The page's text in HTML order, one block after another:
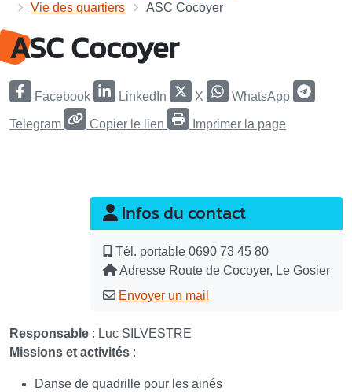
Vie des quartiers
ASC Cocoyer
ASC Cocoyer
Facebook LinkedIn X WhatsApp
Telegram Copier le lien Imprimer la page
Infos du contact
Tél. portable 0690 73 45 80
Adresse Route de Cocoyer, Le Gosier
Envoyer un mail
Responsable : Luc SILVESTRE
Missions et activités :
Danse de quadrille pour les ainés